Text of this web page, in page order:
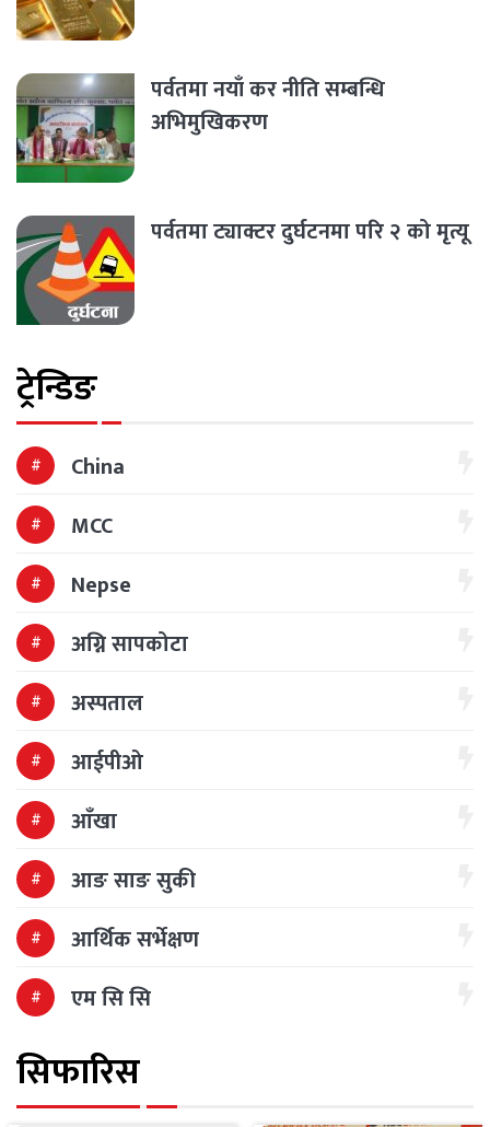
पर्वतमा नयाँ कर नीति सम्बन्धि
अभिमुखिकरण
पर्वतमा ट्याक्टर दुर्घटनमा परि २ को मृत्यू
ट्रेन्डिङ
China
MCC
Nepse
अग्नि सापकोटा
अस्पताल
आईपीओ
आँखा
आङ साङ सुकी
आर्थिक सर्भेक्षण
एम सि सि
सिफारिस